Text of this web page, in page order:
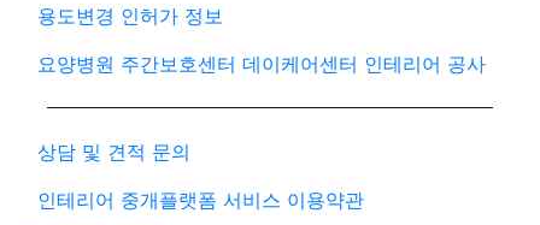
용도변경 인허가 정보
요양병원 주간보호센터 데이케어센터 인테리어 공사
상담 및 견적 문의
인테리어 중개플랫폼 서비스 이용약관